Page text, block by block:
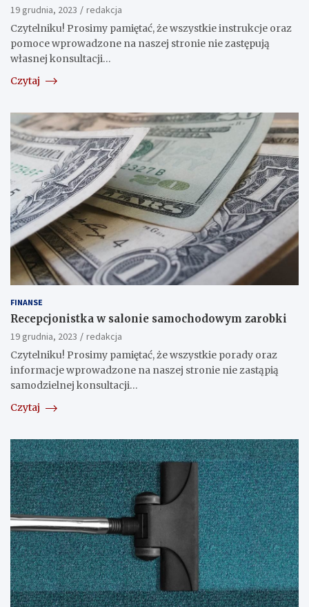
19 grudnia, 2023
redakcja
Czytelniku! Prosimy pamiętać, że wszystkie instrukcje oraz
pomoce wprowadzone na naszej stronie nie zastępują
własnej konsultacji…
Czytaj
FINANSE
Recepcjonistka w salonie samochodowym zarobki
19 grudnia, 2023
redakcja
Czytelniku! Prosimy pamiętać, że wszystkie porady oraz
informacje wprowadzone na naszej stronie nie zastąpią
samodzielnej konsultacji…
Czytaj